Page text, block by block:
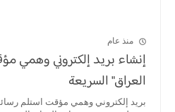
منذ عام
إنشاء بريد إلكتروني وهمي
العراق" السريعة